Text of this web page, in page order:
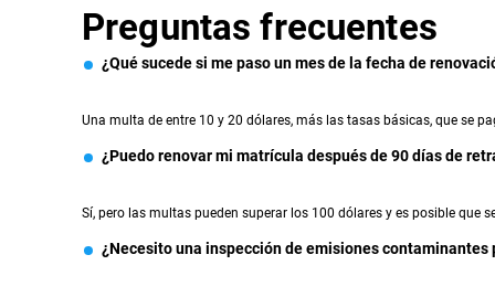
Preguntas frecuentes
¿Qué sucede si me paso un mes de la fecha de
Una multa de entre 10 y 20 dólares, más las tasas básicas, que se
¿Puedo renovar mi matrícula después de 90 días de
Sí, pero las multas pueden superar los 100 dólares y es posible que
¿Necesito una inspección de emisiones contaminantes